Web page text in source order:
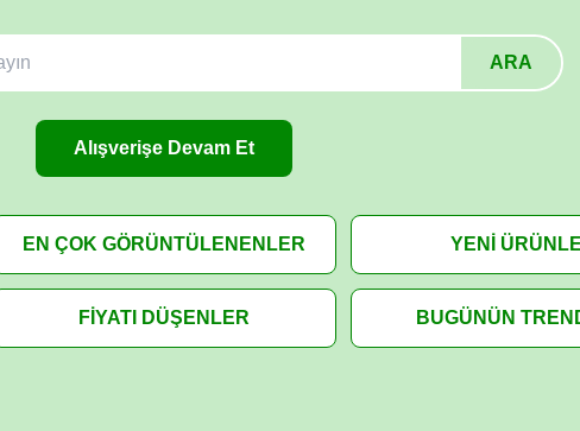
ARA
Alışverişe Devam Et
EN ÇOK GÖRÜNTÜLENENLER YENİ
FİYATI DÜŞENLER BUGÜNÜN